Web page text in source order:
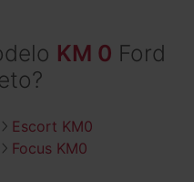
KM 0 Ford
Escort KM0
Focus KM0